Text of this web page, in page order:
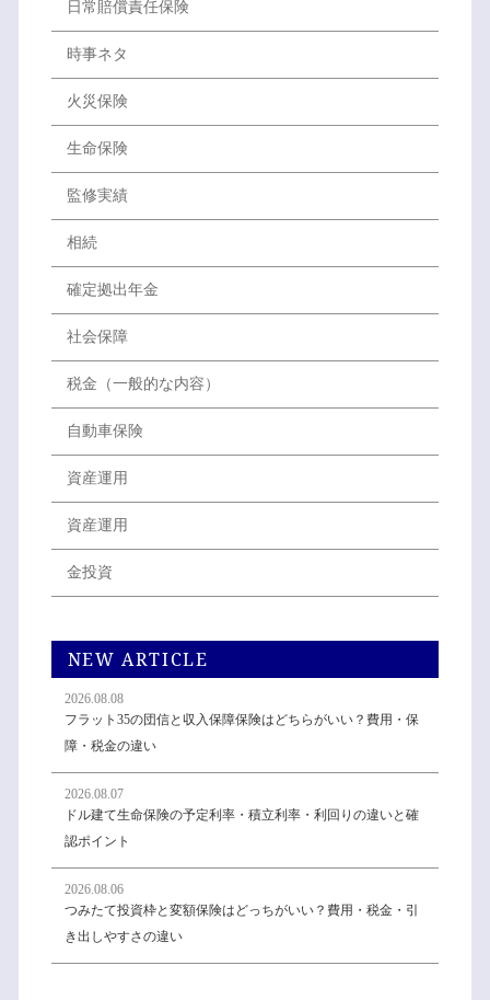
日常賠償責任保険
時事ネタ
火災保険
生命保険
監修実績
相続
確定拠出年金
社会保障
税金（一般的な内容）
自動車保険
資産運用
資産運用
金投資
NEW ARTICLE
2026.08.08
フラット35の団信と収入保障保険はどちらがいい？費用・保
障・税金の違い
2026.08.07
ドル建て生命保険の予定利率・積立利率・利回りの違いと確
認ポイント
2026.08.06
つみたて投資枠と変額保険はどっちがいい？費用・税金・引
き出しやすさの違い